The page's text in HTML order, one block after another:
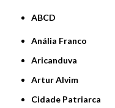
ABCD
Anália Franco
Aricanduva
Artur Alvim
Cidade Patriarca